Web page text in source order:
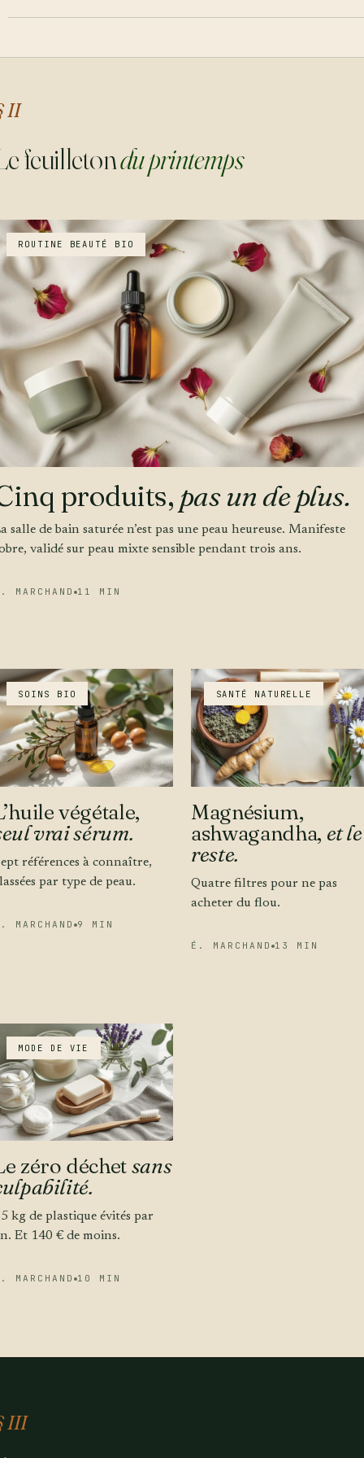
II
feuilletondu printemps
ROUTINE BEAUTÉ BIO
produits, pas un de plus.
salle de bain saturée n’est pas une peau heureuse. Manifeste
validé sur peau mixte sensible pendant trois ans.
MARCHAND 11 MIN
SOINS BIO
végétale,
vrai sérum.
références à connaître,
par type de peau.
MARCHAND 9 MIN
SANTÉ NATURELLE
Magnésium,
ashwagandha, et le
reste.
Quatre filtres pour ne pas
acheter du flou.
É. MARCHAND 13 MIN
MODE DE VIE
zéro déchetsans
kg de plastique évités par
Et 140 € de moins.
MARCHAND 10 MIN
III